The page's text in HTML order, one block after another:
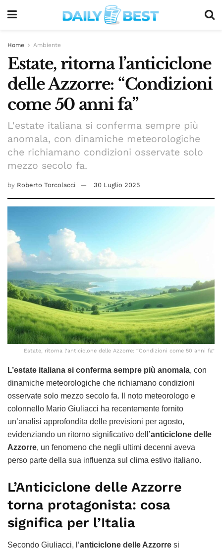
Home Ambiente
Estate, ritorna l’anticiclone
delle Azzorre: “Condizioni
come 50 anni fa”
L'estate italiana si conferma sempre più
anomala, con dinamiche meteorologiche
che richiamano condizioni osservate solo
mezzo secolo fa.
by Roberto Torcolacci 30 Luglio 2025
Estate, ritorna l’anticiclone delle Azzorre: “Condizioni come 50 anni fa”
L’estate italiana si conferma sempre più anomala, con
dinamiche meteorologiche che richiamano condizioni
osservate solo mezzo secolo fa. Il noto meteorologo e
colonnello Mario Giuliacci ha recentemente fornito
un’analisi approfondita delle previsioni per agosto,
evidenziando un ritorno significativo dell’anticiclone delle
Azzorre, un fenomeno che negli ultimi decenni aveva
perso parte della sua influenza sul clima estivo italiano.
L’Anticiclone delle Azzorre
torna protagonista: cosa
significa per l’Italia
Secondo Giuliacci, l’anticiclone delle Azzorre si